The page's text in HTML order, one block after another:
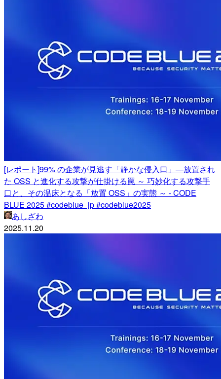
[レポート]99% の企業が見逃す「静かな侵入口」—放置され
た OSS と進化する攻撃が仕掛ける罠 ～ 巧妙化する攻撃手
口と、その温床となる「放置 OSS」の実態 ～ - CODE
BLUE 2025 #codeblue_jp #codeblue2025
あしざわ
2025.11.20